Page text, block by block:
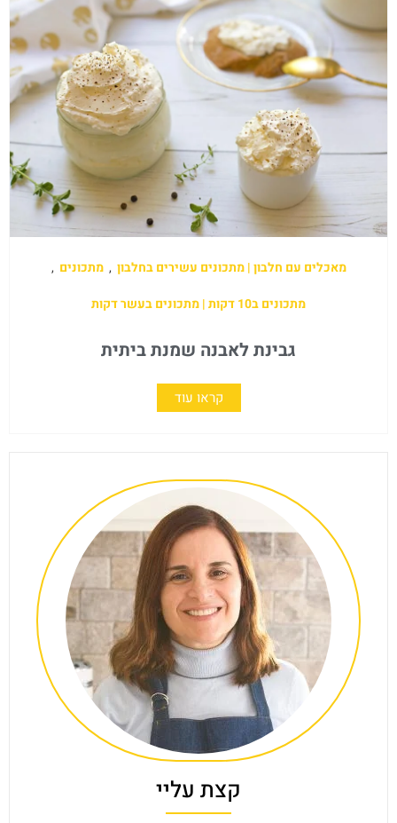
מאכלים עם חלבון | מתכונים עשירים בחלבון , מתכונים ,
מתכונים ב10 דקות | מתכונים בעשר דקות
גבינת לאבנה שמנת ביתית
קראו עוד
קצת עליי